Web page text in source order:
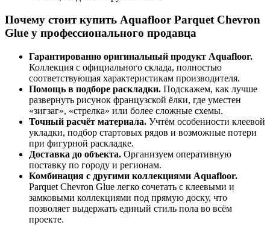
Почему стоит купить Aquafloor Parquet Chevron
Glue у профессионального продавца
Гарантированно оригинальный продукт Aquafloor.
Коллекция с официального склада, полностью
соответствующая характеристикам производителя.
Помощь в подборе раскладки. Подскажем, как лучше
развернуть рисунок французской ёлки, где уместен
«зигзаг», «стрелка» или более сложные схемы.
Точный расчёт материала. Учтём особенности клеевой
укладки, подбор стартовых рядов и возможные потери
при фигурной раскладке.
Доставка до объекта. Организуем оперативную
поставку по городу и регионам.
Комбинация с другими коллекциями Aquafloor.
Parquet Chevron Glue легко сочетать с клеевыми и
замковыми коллекциями под прямую доску, что
позволяет выдержать единый стиль пола во всём
проекте.